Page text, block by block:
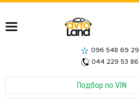
Подбор по VIN
096 548 69 29
044 229 53 86